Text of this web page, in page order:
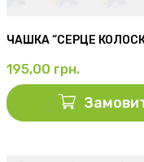
ЧАШКА “СЕРЦЕ
195,00 грн.